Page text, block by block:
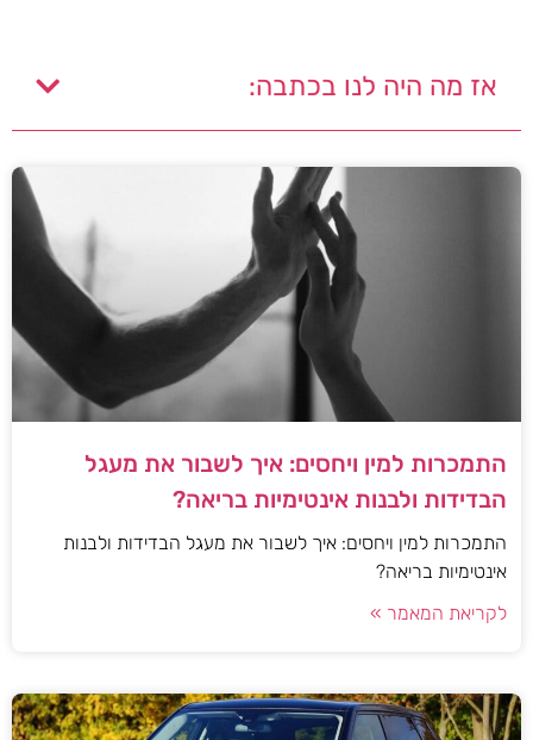
אז מה היה לנו בכתבה:
התמכרות למין ויחסים: איך לשבור את מעגל
הבדידות ולבנות אינטימיות בריאה?
התמכרות למין ויחסים: איך לשבור את מעגל הבדידות ולבנות
אינטימיות בריאה?
לקריאת המאמר »